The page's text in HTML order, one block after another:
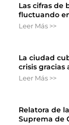
Las cifras de
fluctuando
Leer Más >>
La ciudad
crisis gracias
Leer Más >>
Relatora de
Suprema de